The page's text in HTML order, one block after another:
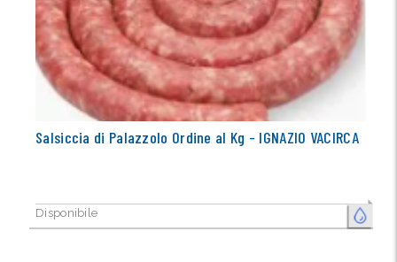
FRESCO
Salsiccia di Palazzolo Ordine al Kg - IGNAZIO VACIRCA
Disponibile